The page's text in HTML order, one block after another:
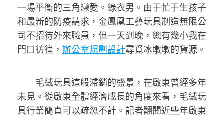
一場平衡的三角戀愛。綠衣男。由于忙于生孩子
和最新的防疫請求，金鳳凰工藝玩具制造無限公
司不招待外來職員，但一天到晚，總有幾小我在
門口彷徨， 辦公室規劃設計尋覓冰墩墩的貨源。
毛絨玩具這般滯銷的盛景，在啟東曾經多年
未見。從啟東全體經濟成長的角度來看，毛絨玩
具行業簡直可以疏忽不計。記者翻閱近些年啟東